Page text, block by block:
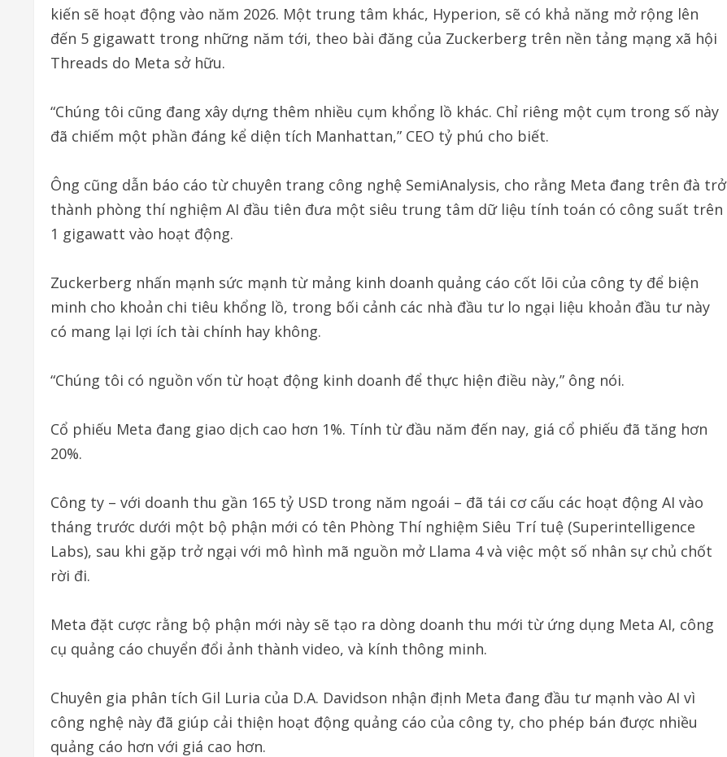
kiến sẽ hoạt động vào năm 2026. Một trung tâm khác, Hyperion, sẽ có khả năng mở rộng lên
đến 5 gigawatt trong những năm tới, theo bài đăng của Zuckerberg trên nền tảng mạng xã hội
Threads do Meta sở hữu.
“Chúng tôi cũng đang xây dựng thêm nhiều cụm khổng lồ khác. Chỉ riêng một cụm trong số này
đã chiếm một phần đáng kể diện tích Manhattan,” CEO tỷ phú cho biết.
Ông cũng dẫn báo cáo từ chuyên trang công nghệ SemiAnalysis, cho rằng Meta đang trên đà trở
thành phòng thí nghiệm AI đầu tiên đưa một siêu trung tâm dữ liệu tính toán có công suất trên
1 gigawatt vào hoạt động.
Zuckerberg nhấn mạnh sức mạnh từ mảng kinh doanh quảng cáo cốt lõi của công ty để biện
minh cho khoản chi tiêu khổng lồ, trong bối cảnh các nhà đầu tư lo ngại liệu khoản đầu tư này
có mang lại lợi ích tài chính hay không.
“Chúng tôi có nguồn vốn từ hoạt động kinh doanh để thực hiện điều này,” ông nói.
Cổ phiếu Meta đang giao dịch cao hơn 1%. Tính từ đầu năm đến nay, giá cổ phiếu đã tăng hơn
20%.
Công ty – với doanh thu gần 165 tỷ USD trong năm ngoái – đã tái cơ cấu các hoạt động AI vào
tháng trước dưới một bộ phận mới có tên Phòng Thí nghiệm Siêu Trí tuệ (Superintelligence
Labs), sau khi gặp trở ngại với mô hình mã nguồn mở Llama 4 và việc một số nhân sự chủ chốt
rời đi.
Meta đặt cược rằng bộ phận mới này sẽ tạo ra dòng doanh thu mới từ ứng dụng Meta AI, công
cụ quảng cáo chuyển đổi ảnh thành video, và kính thông minh.
Chuyên gia phân tích Gil Luria của D.A. Davidson nhận định Meta đang đầu tư mạnh vào AI vì
công nghệ này đã giúp cải thiện hoạt động quảng cáo của công ty, cho phép bán được nhiều
quảng cáo hơn với giá cao hơn.